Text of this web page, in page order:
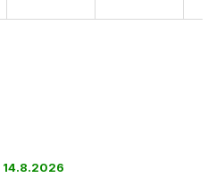
14.8.2026